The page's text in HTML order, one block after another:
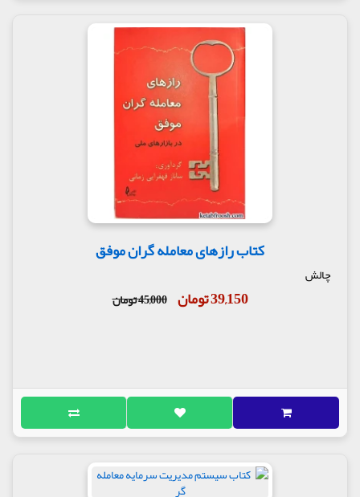
کتاب رازهای معامله گران موفق
چالش
39,150 تومان 45,000 تومان